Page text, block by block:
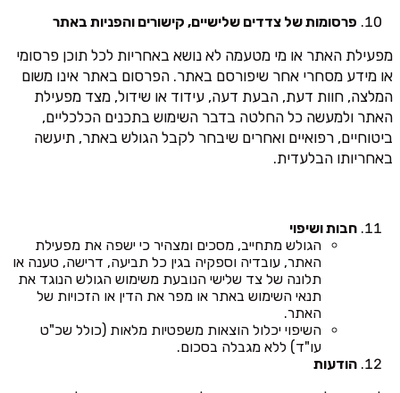
פרסומות של צדדים שלישיים, קישורים והפניות באתר
מפעילת האתר או מי מטעמה לא נושא באחריות לכל תוכן פרסומי
או מידע מסחרי אחר שיפורסם באתר. הפרסום באתר אינו משום
המלצה, חוות דעת, הבעת דעה, עידוד או שידול, מצד מפעילת
האתר ולמעשה כל החלטה בדבר השימוש בתכנים הכלכליים,
ביטוחיים, רפואיים ואחרים שיבחר לקבל הגולש באתר, תיעשה
באחריותו הבלעדית.
חבות ושיפוי
הגולש מתחייב, מסכים ומצהיר כי ישפה את מפעילת
האתר, עובדיה וספקיה בגין כל תביעה, דרישה, טענה או
תלונה של צד שלישי הנובעת משימוש הגולש הנוגד את
תנאי השימוש באתר או מפר את הדין או הזכויות של
האתר.
השיפוי יכלול הוצאות משפטיות מלאות (כולל שכ"ט
עו"ד) ללא מגבלה בסכום.
הודעות